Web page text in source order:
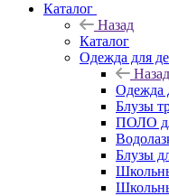
Каталог
Назад
Каталог
Одежда для
Назад
Одежда
Блузы
ПОЛО
Блузы